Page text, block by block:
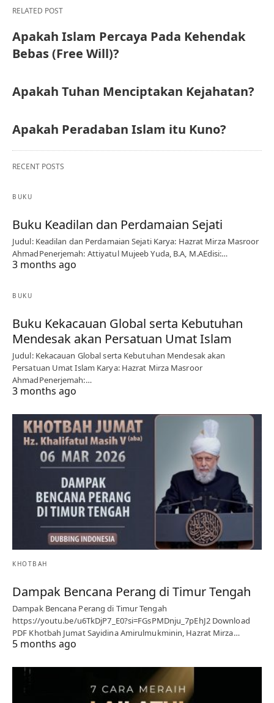
RELATED POST
Apakah Islam Percaya Pada Kehendak
Bebas (Free Will)?
Apakah Tuhan Menciptakan Kejahatan?
Apakah Peradaban Islam itu Kuno?
RECENT POSTS
BUKU
Buku Keadilan dan Perdamaian Sejati
Judul: Keadilan dan Perdamaian Sejati Karya: Hazrat Mirza Masroor
AhmadPenerjemah: Attiyatul Mujeeb Yuda, B.A, M.AEdisi:…
3 months ago
BUKU
Buku Kekacauan Global serta Kebutuhan
Mendesak akan Persatuan Umat Islam
Judul: Kekacauan Global serta Kebutuhan Mendesak akan
Persatuan Umat Islam Karya: Hazrat Mirza Masroor
AhmadPenerjemah:…
3 months ago
KHOTBAH
Dampak Bencana Perang di Timur Tengah
Dampak Bencana Perang di Timur Tengah
https://youtu.be/u6TkDjP7_E0?si=FGsPMDnju_7pEhJ2 Download
PDF Khotbah Jumat Sayidina Amirulmukminin, Hazrat Mirza…
5 months ago